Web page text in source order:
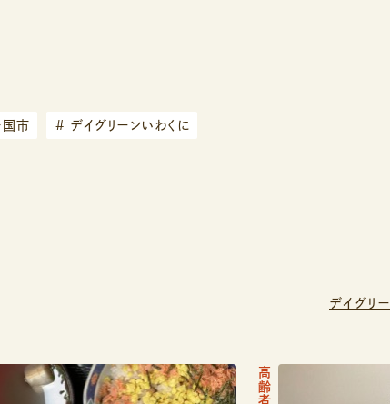
市 # デイグリーンいわくに
デイグリ